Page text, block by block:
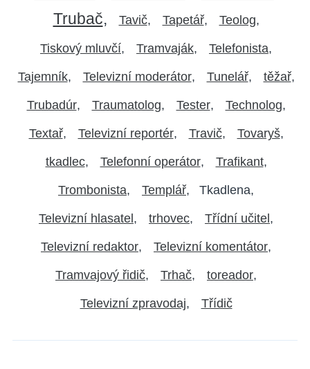
Trubač
Tavič Tapetář Teolog
Tiskový mluvčí Tramvaják Telefonista
Tajemník Televizní moderátor Tunelář těžař
Trubadúr Traumatolog Tester Technolog
Textař Televizní reportér Travič Tovaryš
tkadlec Telefonní operátor Trafikant
Trombonista Templář Tkadlena
Televizní hlasatel trhovec Třídní učitel
Televizní redaktor Televizní komentátor
Tramvajový řidič Trhač toreador
Televizní zpravodaj Třídič